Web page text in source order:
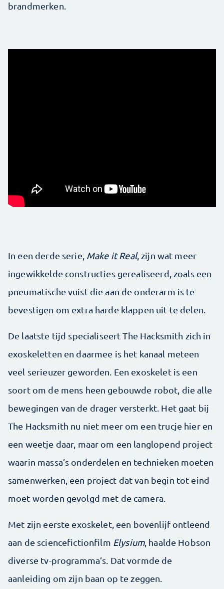
brandmerken.
In een derde serie, Make it Real, zijn wat meer
ingewikkelde constructies gerealiseerd, zoals een
pneumatische vuist die aan de onderarm is te
bevestigen om extra harde klappen uit te delen.
De laatste tijd specialiseert The Hacksmith zich in
exoskeletten en daarmee is het kanaal meteen
veel serieuzer geworden. Een exoskelet is een
soort om de mens heen gebouwde robot, die alle
bewegingen van de drager versterkt. Het gaat bij
The Hacksmith nu niet meer om een trucje hier en
een weetje daar, maar om een langlopend project
waarin massa’s onderdelen en technieken moeten
samenwerken, een project dat van begin tot eind
moet worden gevolgd met de camera.
Met zijn eerste exoskelet, een bovenlijf ontleend
aan de sciencefictionfilm Elysium, haalde Hobson
diverse tv-programma’s. Dat vormde de
aanleiding om zijn baan op te zeggen.